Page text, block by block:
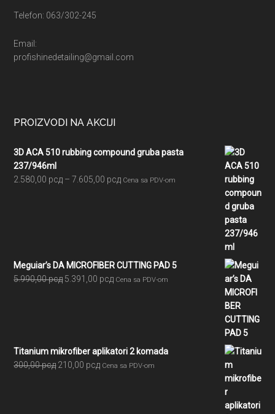
Telefon: 063/302-245
Email:
profishinedetailing@gmail.com
PROIZVODI NA AKCIJI
3D ACA 510 rubbing compound gruba pasta
237/946ml
2.580,00 рсд – 7.605,00 рсдRaspon
Cena sa PDV-om
Meguiar’s DA MICROFIBER CUTTING PAD 5
5.990,00рсд Originalna
5.391,00 рсдTrenutna
Cena sa PDV-om
Titanium mikrofiber aplikatori 2 komada
300,00рсд Originalna
210,00 рсдTrenutna
Cena sa PDV-om